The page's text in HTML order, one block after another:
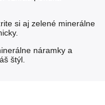
si aj zelené minerálne
náramky a
štýl.